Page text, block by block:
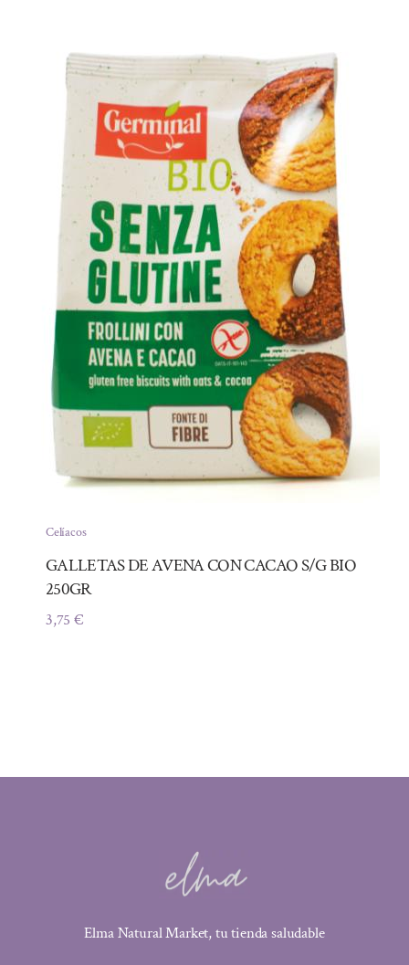
Celíacos
GALLETAS DE AVENA CON CACAO S/G BIO
250GR
3,75€
Elma Natural Market, tu tienda saludable